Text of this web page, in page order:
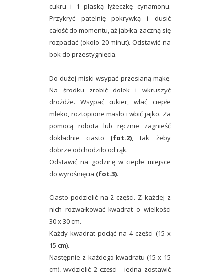
cukru i 1 płaską łyżeczkę cynamonu.
Przykryć patelnię pokrywką i dusić
całość do momentu, aż jabłka zaczną się
rozpadać (około 20 minut). Odstawić na
bok do przestygnięcia.
Do dużej miski wsypać przesianą mąkę.
Na środku zrobić dołek i wkruszyć
drożdże. Wsypać cukier, wlać ciepłe
mleko, roztopione masło i wbić jajko. Za
pomocą robota lub ręcznie zagnieść
dokładnie ciasto (fot.2), tak żeby
dobrze odchodziło od rąk.
Odstawić na godzinę w ciepłe miejsce
do wyrośnięcia (fot.3).
Ciasto podzielić na 2 części. Z każdej z
nich rozwałkować kwadrat o wielkości
30 x 30 cm.
Każdy kwadrat pociąć na 4 części (15 x
15 cm).
Następnie z każdego kwadratu (15 x 15
cm), wydzielić 2 części - jedną zostawić